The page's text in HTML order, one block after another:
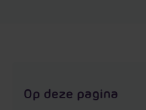
Op deze pagina